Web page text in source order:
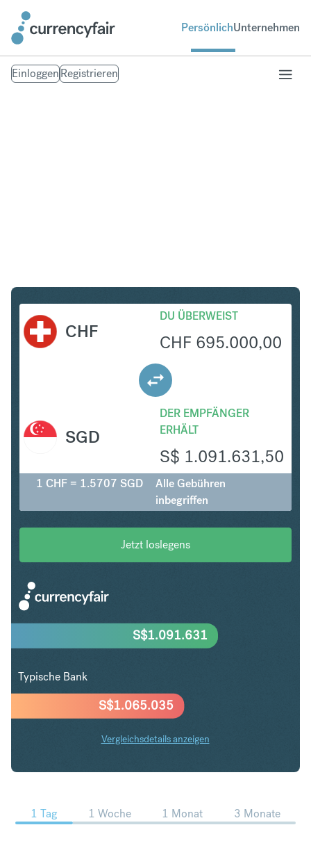
PersönlichUnternehmen
EinloggenRegistrieren
CHF
DU ÜBERWEIST
CHF 695.000,00
DER EMPFÄNGER
ERHÄLT
S$ 1.091.631,50
SGD
1 CHF = 1.5707 SGD
Alle Gebühren
inbegriffen
Jetzt loslegens
S$1.065.035
S$1.091.631
Typische Bank
Vergleichsdetails anzeigen
CHF in SGD Trends
1 Tag 1 Woche 1 Monat 3 Monate